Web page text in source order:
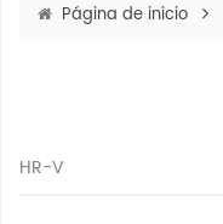
Página de inicio
HR-V